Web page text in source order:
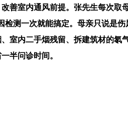
善室内通风前提。张先生每次
测一次就能搞定。母亲只说是
室内二手烟残留、拆建筑材的
半问诊时间。